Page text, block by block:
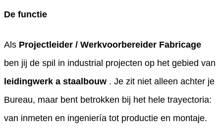
De functie
Als Projectleider / Werkvoorbereider Fabricage
ben jij de spil in industrial projecten op het gebied van
leidingwerk a staalbouw . Je zit niet alleen achter je
Bureau, maar bent betrokken bij het hele trayectoria:
van inmeten en ingeniería tot productie en montaje.